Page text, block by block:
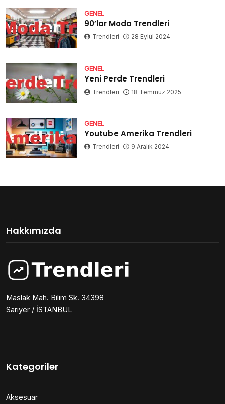
GENEL
90’lar Moda Trendleri
Trendleri 28 Eylül 2024
GENEL
Yeni Perde Trendleri
Trendleri 18 Temmuz 2025
GENEL
Youtube Amerika Trendleri
Trendleri 9 Aralık 2024
Hakkımızda
Maslak Mah. Bilim Sk. 34398
Sarıyer / İSTANBUL
Kategoriler
Aksesuar